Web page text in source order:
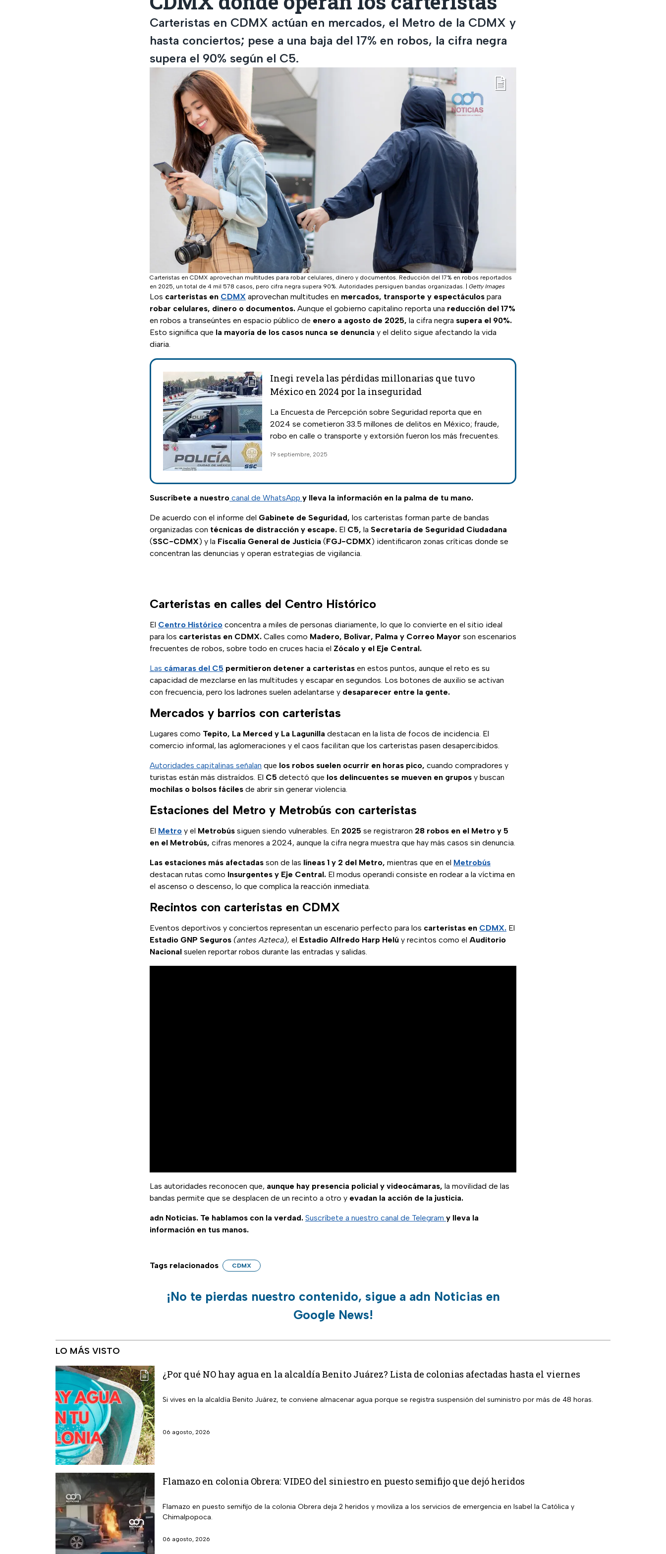
Carteristas en CDMX actúan en mercados, el Metro de la CDMX y
hasta conciertos; pese a una baja del 17% en robos, la cifra negra
supera el 90% según el C5.
Carteristas en CDMX aprovechan multitudes para robar celulares, dinero y documentos. Reducción del 17% en robos reportados
en 2025, un total de 4 mil 578 casos, pero cifra negra supera 90%. Autoridades persiguen bandas organizadas.
Getty Images
Los carteristas en CDMX aprovechan multitudes en mercados, transporte y espectáculos para
robar celulares, dinero o documentos. Aunque el gobierno capitalino reporta una reducción del 17%
en robos a transeúntes en espacio público de enero a agosto de 2025, la cifra negra supera el 90%.
Esto significa que la mayoría de los casos nunca se denuncia y el delito sigue afectando la vida
diaria.
Inegi revela las pérdidas millonarias que tuvo
México en 2024 por la inseguridad
La Encuesta de Percepción sobre Seguridad reporta que en
2024 se cometieron 33.5 millones de delitos en México; fraude,
robo en calle o transporte y extorsión fueron los más frecuentes.
19 septiembre, 2025
Suscríbete a nuestro canal de WhatsApp y lleva la información en la palma de tu mano.
De acuerdo con el informe del Gabinete de Seguridad, los carteristas forman parte de bandas
organizadas con técnicas de distracción y escape. El C5, la Secretaría de Seguridad Ciudadana
(SSC-CDMX) y la Fiscalía General de Justicia (FGJ-CDMX) identificaron zonas críticas donde se
concentran las denuncias y operan estrategias de vigilancia.
Carteristas en calles del Centro Histórico
El Centro Histórico concentra a miles de personas diariamente, lo que lo convierte en el sitio ideal
para los carteristas en CDMX. Calles como Madero, Bolívar, Palma y Correo Mayor son escenarios
frecuentes de robos, sobre todo en cruces hacia el Zócalo y el Eje Central.
Las cámaras del C5 permitieron detener a carteristas en estos puntos, aunque el reto es su
capacidad de mezclarse en las multitudes y escapar en segundos. Los botones de auxilio se activan
con frecuencia, pero los ladrones suelen adelantarse y desaparecer entre la gente.
Mercados y barrios con carteristas
Lugares como Tepito, La Merced y La Lagunilla destacan en la lista de focos de incidencia. El
comercio informal, las aglomeraciones y el caos facilitan que los carteristas pasen desapercibidos.
Autoridades capitalinas señalan que los robos suelen ocurrir en horas pico, cuando compradores y
turistas están más distraídos. El C5 detectó que los delincuentes se mueven en grupos y buscan
mochilas o bolsos fáciles de abrir sin generar violencia.
Estaciones del Metro y Metrobús con carteristas
El Metro y el Metrobús siguen siendo vulnerables. En 2025 se registraron 28 robos en el Metro y 5
en el Metrobús, cifras menores a 2024, aunque la cifra negra muestra que hay más casos sin denuncia.
Las estaciones más afectadas son de las líneas 1 y 2 del Metro, mientras que en el Metrobús
destacan rutas como Insurgentes y Eje Central. El modus operandi consiste en rodear a la víctima en
el ascenso o descenso, lo que complica la reacción inmediata.
Recintos con carteristas en CDMX
Eventos deportivos y conciertos representan un escenario perfecto para los carteristas en CDMX. El
Estadio GNP Seguros (antes Azteca), el Estadio Alfredo Harp Helú y recintos como el Auditorio
Nacional suelen reportar robos durante las entradas y salidas.
Las autoridades reconocen que, aunque hay presencia policial y videocámaras, la movilidad de las
bandas permite que se desplacen de un recinto a otro y evadan la acción de la justicia.
adn Noticias. Te hablamos con la verdad. Suscríbete a nuestro canal de Telegram y lleva la
información en tus manos.
Tags relacionados CDMX
¡No te pierdas nuestro contenido, sigue a adn Noticias en
Google News!
LO MÁS VISTO
¿Por qué NO hay agua en la alcaldía Benito Juárez? Lista de colonias afectadas hasta el viernes
Si vives en la alcaldía Benito Juárez, te conviene almacenar agua porque se registra suspensión del suministro por más de 48 horas.
06 agosto, 2026
Flamazo en colonia Obrera: VIDEO del siniestro en puesto semifijo que dejó heridos
Flamazo en puesto semifijo de la colonia Obrera deja 2 heridos y moviliza a los servicios de emergencia en Isabel la Católica y
Chimalpopoca.
06 agosto, 2026